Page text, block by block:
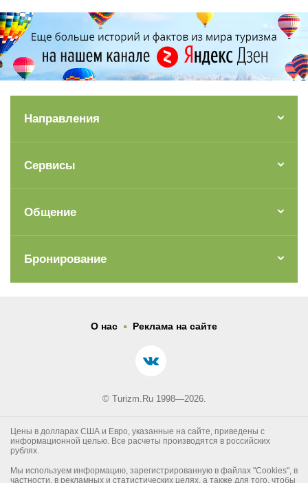
Направления
Сервисы
Общение
Бронирование
О нас . Реклама на сайте
© Turizm.Ru 1998—2026.
Цены в долларах США и Евро, указанные на сайте, приведены с
информационной целью. Все расчеты производятся в российских
рублях.
Мы используем информацию, зарегистрированную в файлах "Cookies", в
частности, в рекламных и статистических целях, а также для того, чтобы